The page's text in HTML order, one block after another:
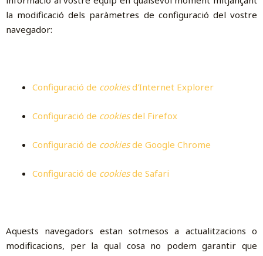
la modificació dels paràmetres de configuració del vostre
navegador:
Configuració de cookiesd'Internet Explorer
Configuració de cookiesdel Firefox
Configuració de cookiesde Google Chrome
Configuració de cookiesde Safari
Aquests navegadors estan sotmesos a actualitzacions o
modificacions, per la qual cosa no podem garantir que